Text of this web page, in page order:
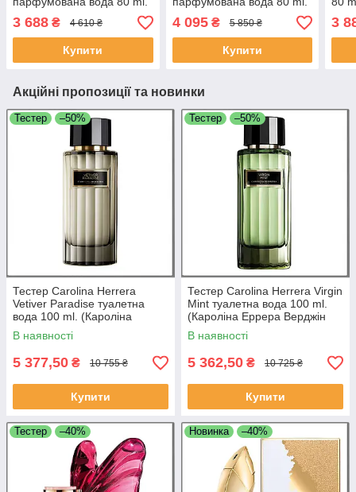
(Кароліна Еррера Гуд
Герл Дот Драма)
3 688 ₴ 4 610 ₴
Купити
(Кароліна Еррера Вері Гуд
Герл Глам)
4 095₴ 5 850 ₴
Купити
Гуд
3
Акційні пропозиції та новинки
Тестер –50%
Тестер Carolina Herrera
Vetiver Paradise туалетна
вода 100 ml. (Кароліна
Еррера Ветивер Передайс)
В наявності
5 377,50 ₴ 10 755 ₴
Купити
Тестер –50%
Тестер Carolina Herrera Virgin
Mint туалетна вода 100 ml.
(Кароліна Еррера Верджін
Мінт)
В наявності
5 362,50 ₴ 10 725 ₴
Купити
Тестер –40% Новинка –40%